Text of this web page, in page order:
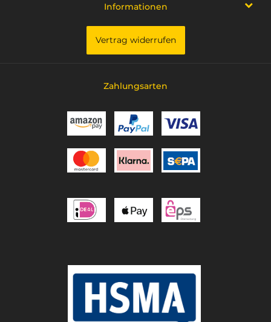
Informationen
Vertrag widerrufen
Zahlungsarten